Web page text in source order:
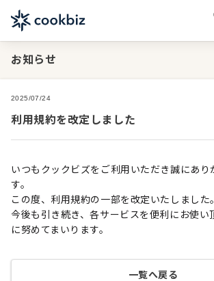
お知らせ
2025/07/24
利用規約を改定しました
いつもクックビズをご利用いただき誠にあり
す。
この度、利用規約の一部を改定いたしました。
今後も引き続き、各サービスを便利にお使い
に努めてまいります。
一覧へ戻る